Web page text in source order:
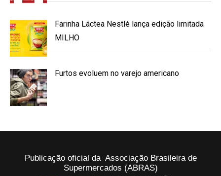
Farinha Láctea Nestlé lança edição limitada
MILHO
Furtos evoluem no varejo americano
Publicação oficial da Associação Brasileira de
Supermercados (ABRAS)